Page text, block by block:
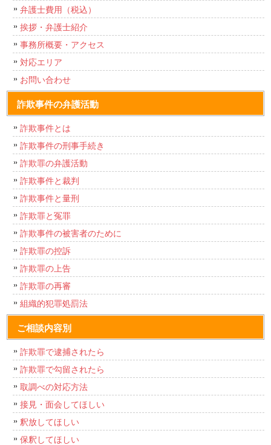
弁護士費用（税込）
挨拶・弁護士紹介
事務所概要・アクセス
対応エリア
お問い合わせ
詐欺事件の弁護活動
詐欺事件とは
詐欺事件の刑事手続き
詐欺罪の弁護活動
詐欺事件と裁判
詐欺事件と量刑
詐欺罪と冤罪
詐欺事件の被害者のために
詐欺罪の控訴
詐欺罪の上告
詐欺罪の再審
組織的犯罪処罰法
ご相談内容別
詐欺罪で逮捕されたら
詐欺罪で勾留されたら
取調べの対応方法
接見・面会してほしい
釈放してほしい
保釈してほしい